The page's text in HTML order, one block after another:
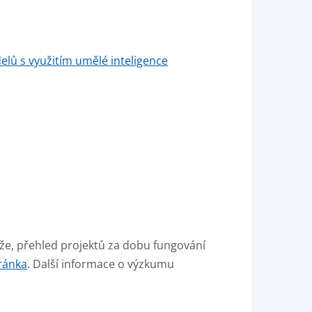
s využitím umělé inteligence
přehled projektů za dobu fungování
. Další informace o výzkumu